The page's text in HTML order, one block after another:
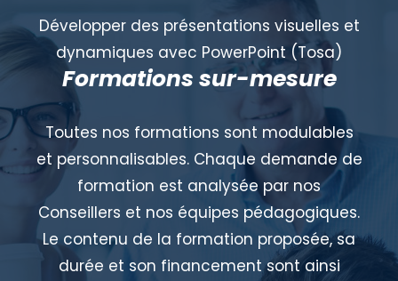
Développer des présentations visuelles et
dynamiques avec PowerPoint (Tosa)
Formations sur-mesure
Toutes nos formations sont modulables
et personnalisables. Chaque demande de
formation est analysée par nos
Conseillers et nos équipes pédagogiques.
Le contenu de la formation proposée, sa
durée et son financement sont ainsi